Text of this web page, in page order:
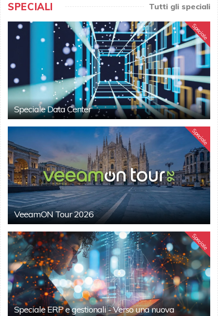
SPECIALI Tutti gli speciali
Speciale
Speciale Data Center
Speciale
VeeamON Tour 2026
Speciale
Speciale ERP e gestionali - Verso una nuova